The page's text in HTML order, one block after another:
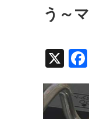
う～
X